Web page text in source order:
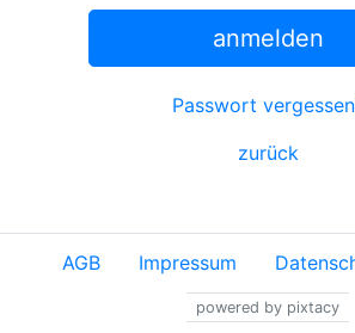
anmelden
Passwort
zurück
AGB Impressum
powered by pixtacy